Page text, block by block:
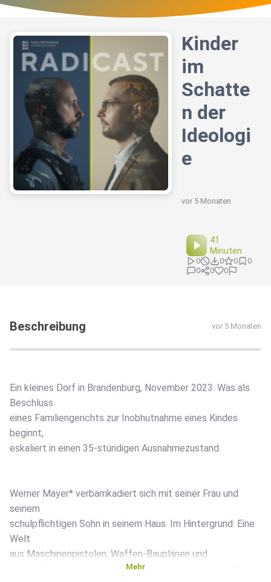
Kinder
im
Schatte
n der
Ideologi
e
vor 5 Monaten
41
Minuten
0 0 0
0
0
0 0
Beschreibung vor 5 Monaten
Ein kleines Dorf in Brandenburg, November 2023. Was als
Beschluss
eines Familiengerichts zur Inobhutnahme eines Kindes
beginnt,
eskaliert in einen 35-stündigen Ausnahmezustand.
Werner Mayer* verbarrikadiert sich mit seiner Frau und
seinem
schulpflichtigen Sohn in seinem Haus. Im Hintergrund: Eine
Welt
aus Maschinenpistolen, Waffen-Bauplänen und
einer tiefen Verachtung für staatliche Institutionen. Diese
Mehr